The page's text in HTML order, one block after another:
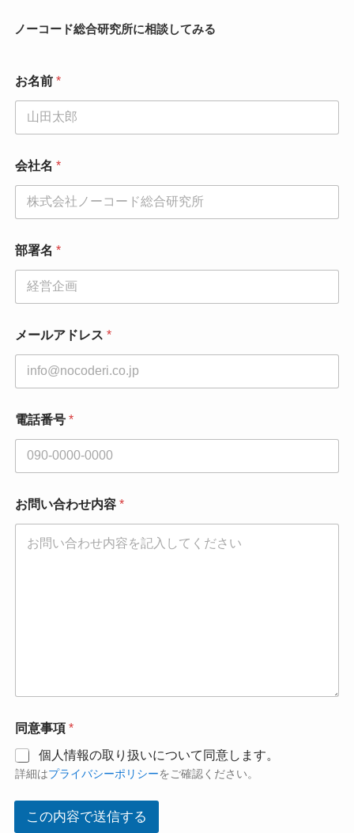
ノーコード総合研究所に相談してみる
お名前 *
話
番
前
同
意
項
会社名 *
部署名 *
メールアドレス *
電話番号 *
お問い合わせ内容 *
同意事項 *
個人情報の取り扱いについて同意します。
詳細はプライバシーポリシーをご確認ください。
この内容で送信する